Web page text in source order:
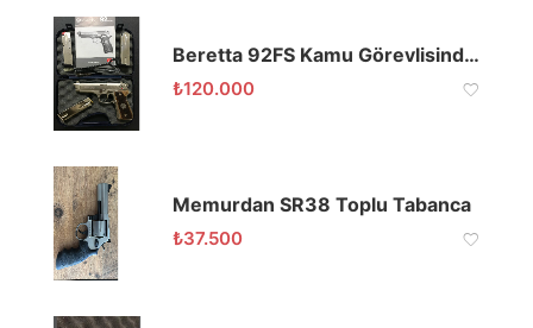
Beretta 92FS Kamu Görevlisinden
₺120.000
Memurdan SR38 Toplu Tabanca
₺37.500